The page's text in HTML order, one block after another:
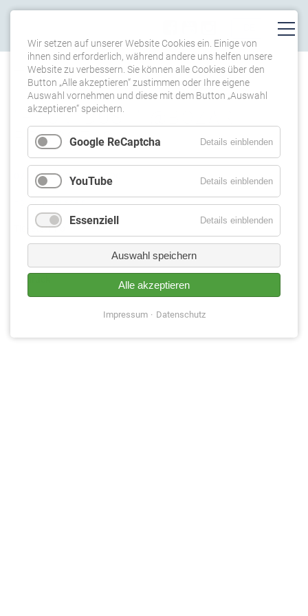
TERMINE
"FROM DUST" @BOZAR
BRUSSELS
07.03.2026 10:00–18:00
Foyer 4, Brussels
Tickets/Info
Wir setzen auf unserer Website Cookies ein. Einige von
ihnen sind erforderlich, während andere uns helfen unsere
Website zu verbessern. Sie können alle Cookies über den
Button „Alle akzeptieren“ zustimmen oder Ihre eigene
Auswahl vornehmen und diese mit dem Button „Auswahl
akzeptieren“ speichern.
Google ReCaptcha Details einblenden
YouTube Details einblenden
Essenziell Details einblenden
Auswahl speichern
Alle akzeptieren
Impressum Datenschutz